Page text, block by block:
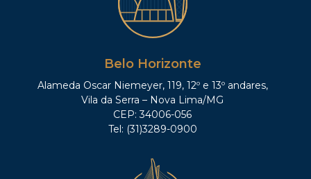
Belo Horizonte
Alameda Oscar Niemeyer, 119, 12º e 13º andares,
Vila da Serra – Nova Lima/MG
CEP: 34006-056
Tel: (31)3289-0900